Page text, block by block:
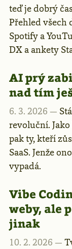
teď je dobrý
Přehled všech
Spotify a
DX a ankety
AI prý
nad tím
6. 3. 2026 —
revoluční.
pak ty, kteří
SaaS. Jenže
vypadá.
Vibe
weby, ale
jinak
10. 2. 2026 —